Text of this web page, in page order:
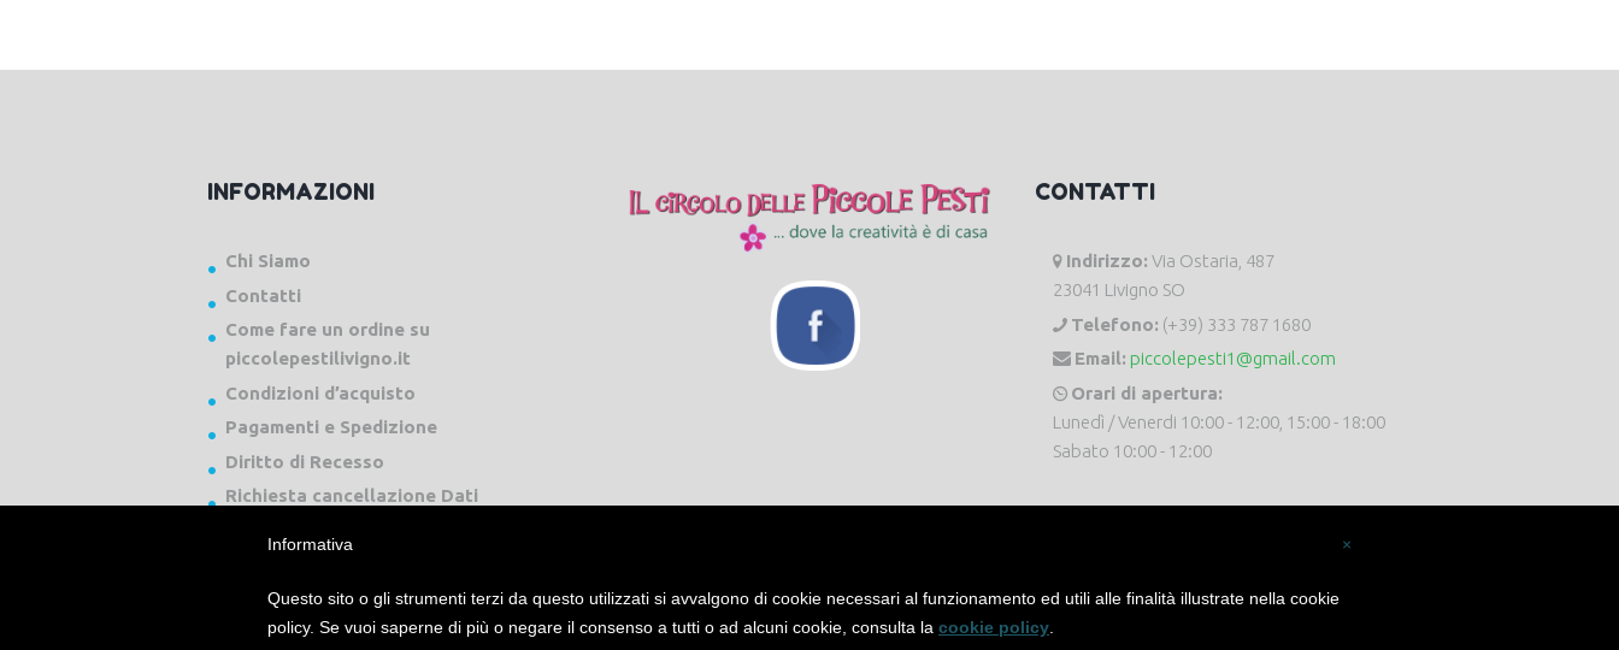
INFORMAZIONI
Chi Siamo
Contatti
Come fare un ordine su
piccolepestilivigno.it
Condizioni d’acquisto
Pagamenti e Spedizione
Diritto di Recesso
Richiesta cancellazione Dati
CONTATTI
Indirizzo: Via Ostaria, 487
23041 Livigno SO
Telefono: (+39) 333 787 1680
Email: piccolepesti1@gmail.com
Orari di apertura:
Lunedì / Venerdi 10:00 - 12:00, 15:00 - 18:00
Sabato 10:00 - 12:00
×
Informativa
Questo sito o gli strumenti terzi da questo utilizzati si avvalgono di cookie necessari al funzionamento ed utili alle finalità illustrate nella cookie
policy. Se vuoi saperne di più o negare il consenso a tutti o ad alcuni cookie, consulta la cookie policy